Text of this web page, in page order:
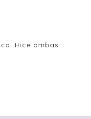
Hice ambas